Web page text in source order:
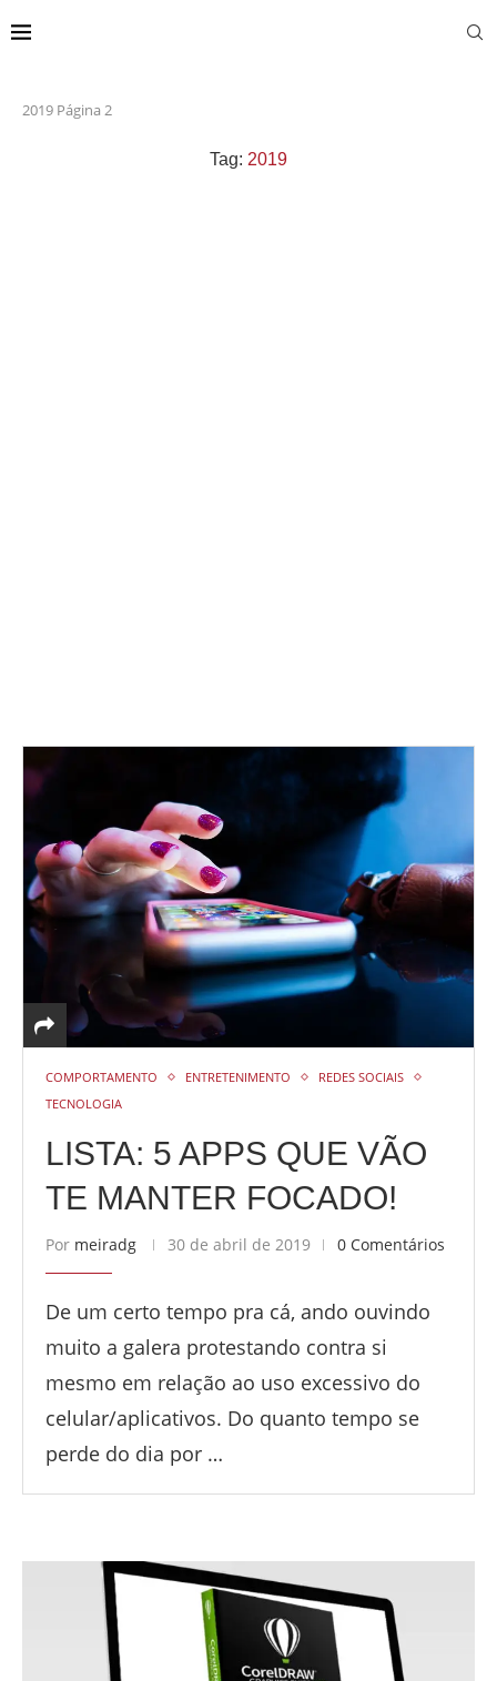
2019 Página 2
Tag: 2019
COMPORTAMENTO ENTRETENIMENTO
REDES SOCIAIS
TECNOLOGIA
LISTA: 5 APPS QUE VÃO
TE MANTER FOCADO!
Por meiradg 30 de abril de 2019 0 Comentários
De um certo tempo pra cá, ando ouvindo
muito a galera protestando contra si
mesmo em relação ao uso excessivo do
celular/aplicativos. Do quanto tempo se
perde do dia por …